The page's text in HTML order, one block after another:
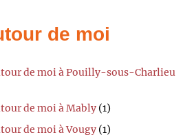
de moi
de moi à Pouilly-sous-Charlieu
de moi à Mably (1)
de moi à Vougy (1)